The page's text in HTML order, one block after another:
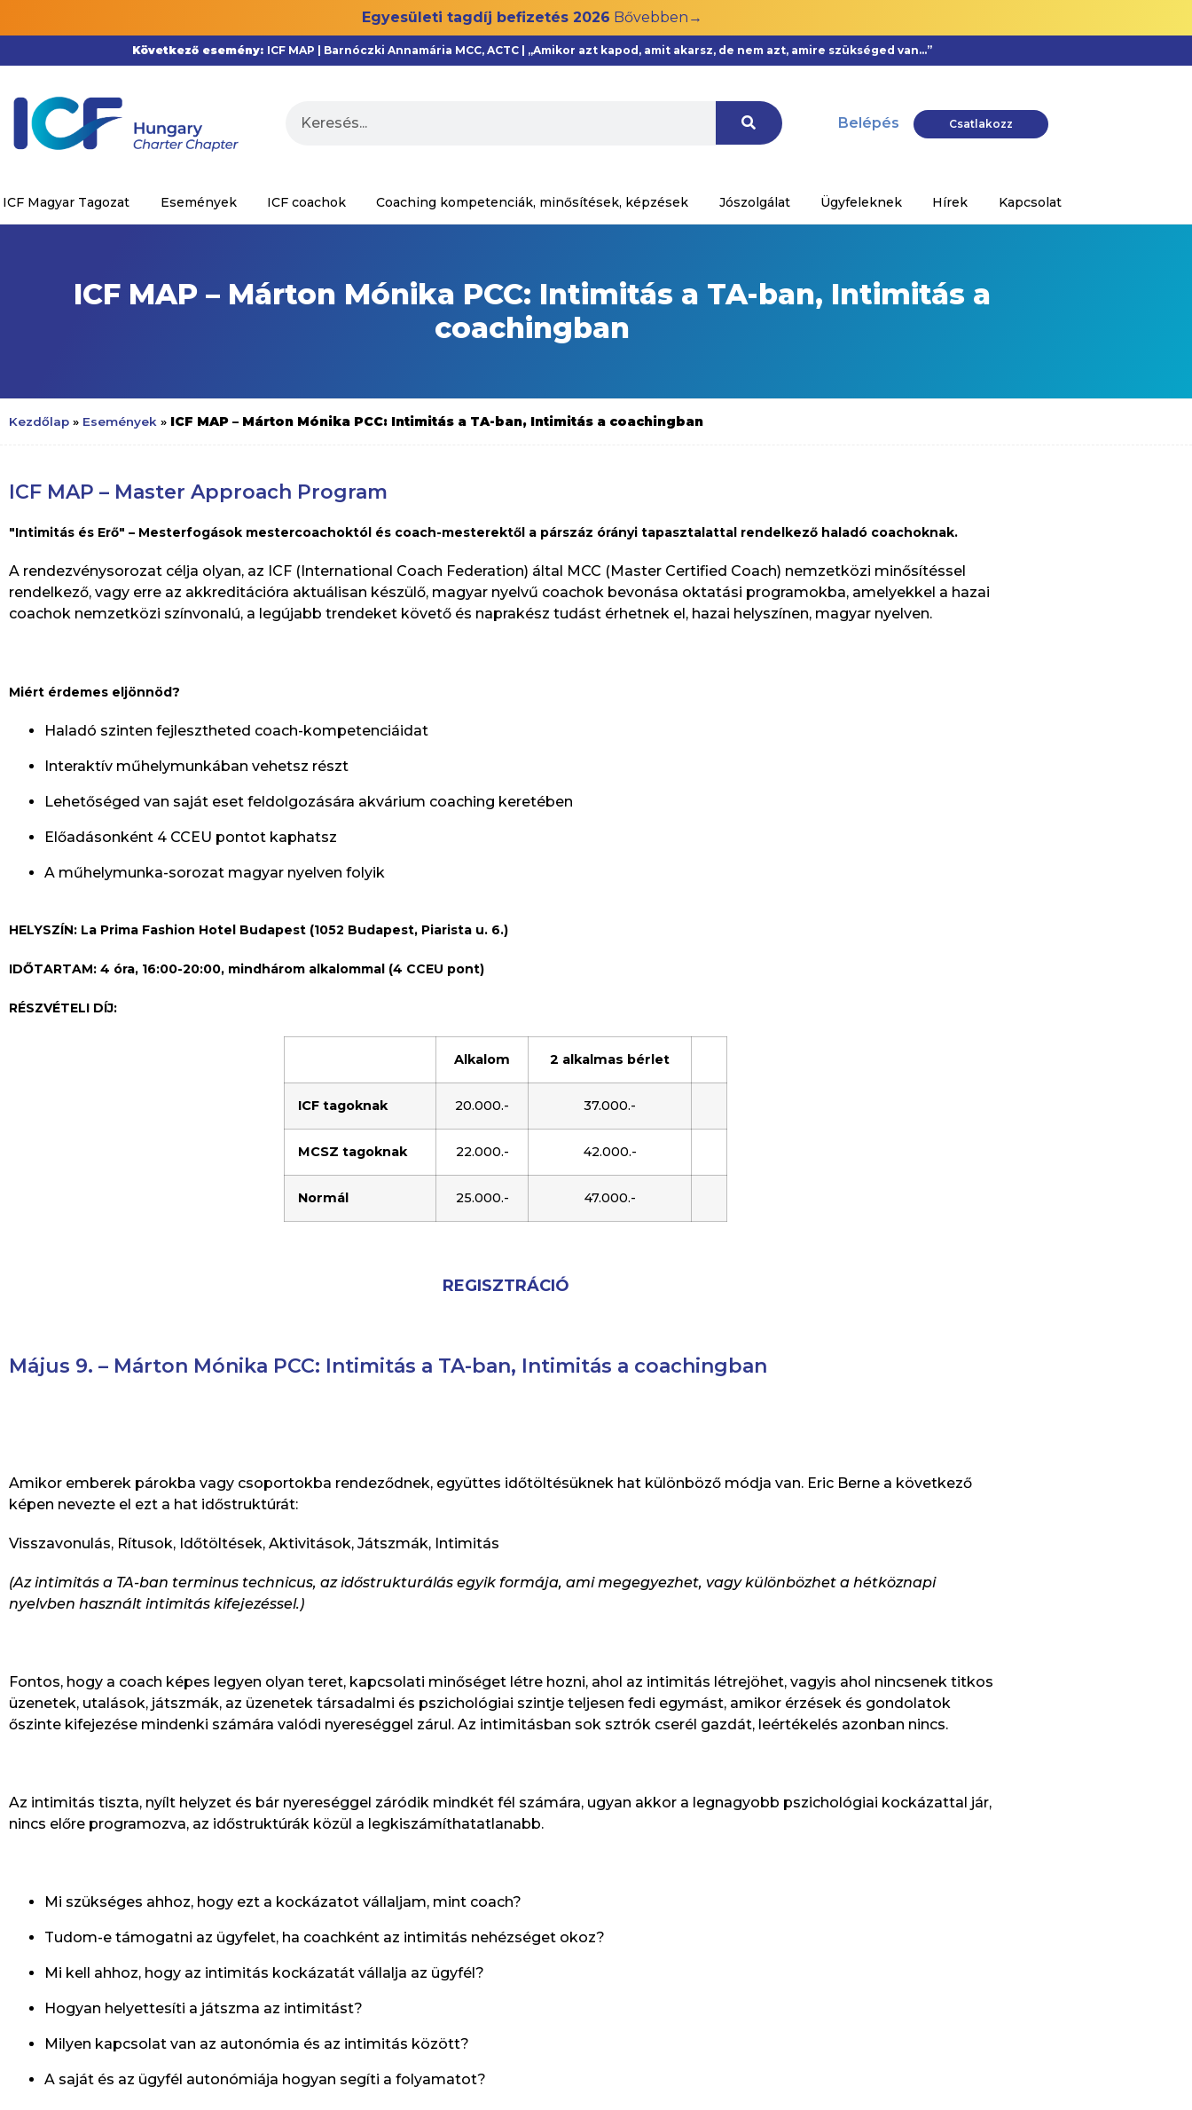
Egyesületi tagdíj befizetés 2026 Bővebben→
Következő esemény: ICF MAP | Barnóczki Annamária MCC, ACTC | „Amikor azt kapod, amit akarsz, de nem azt, amire szükséged van…”
Belépés Csatlakozz
ICF Magyar Tagozat Események ICF coachok Coaching kompetenciák, minősítések, képzések Jószolgálat Ügyfeleknek Hírek Kapcsolat
ICF MAP – Márton Mónika PCC: Intimitás a TA-ban, Intimitás a
coachingban
Kezdőlap » Események » ICF MAP – Márton Mónika PCC: Intimitás a TA-ban, Intimitás a coachingban
ICF MAP – Master Approach Program
"Intimitás és Erő" – Mesterfogások mestercoachoktól és coach-mesterektől a párszáz órányi tapasztalattal rendelkező haladó coachoknak.
A rendezvénysorozat célja olyan, az ICF (International Coach Federation) által MCC (Master Certified Coach) nemzetközi minősítéssel
rendelkező, vagy erre az akkreditációra aktuálisan készülő, magyar nyelvű coachok bevonása oktatási programokba, amelyekkel a hazai
coachok nemzetközi színvonalú, a legújabb trendeket követő és naprakész tudást érhetnek el, hazai helyszínen, magyar nyelven.
Miért érdemes eljönnöd?
Haladó szinten fejlesztheted coach-kompetenciáidat
Interaktív műhelymunkában vehetsz részt
Lehetőséged van saját eset feldolgozására akvárium coaching keretében
Előadásonként 4 CCEU pontot kaphatsz
A műhelymunka-sorozat magyar nyelven folyik
HELYSZÍN: La Prima Fashion Hotel Budapest (1052 Budapest, Piarista u. 6.)
IDŐTARTAM: 4 óra, 16:00-20:00, mindhárom alkalommal (4 CCEU pont)
RÉSZVÉTELI DÍJ:
Alkalom 2 alkalmas bérlet
ICF tagoknak 20.000.- 37.000.-
MCSZ tagoknak 22.000.- 42.000.-
Normál 25.000.- 47.000.-
REGISZTRÁCIÓ
Május 9. – Márton Mónika PCC: Intimitás a TA-ban, Intimitás a coachingban
Amikor emberek párokba vagy csoportokba rendeződnek, együttes időtöltésüknek hat különböző módja van. Eric Berne a következő
képen nevezte el ezt a hat időstruktúrát:
Visszavonulás, Rítusok, Időtöltések, Aktivitások, Játszmák, Intimitás
(Az intimitás a TA-ban terminus technicus, az időstrukturálás egyik formája, ami megegyezhet, vagy különbözhet a hétköznapi
nyelvben használt intimitás kifejezéssel.)
Fontos, hogy a coach képes legyen olyan teret, kapcsolati minőséget létre hozni, ahol az intimitás létrejöhet, vagyis ahol nincsenek titkos
üzenetek, utalások, játszmák, az üzenetek társadalmi és pszichológiai szintje teljesen fedi egymást, amikor érzések és gondolatok
őszinte kifejezése mindenki számára valódi nyereséggel zárul. Az intimitásban sok sztrók cserél gazdát, leértékelés azonban nincs.
Az intimitás tiszta, nyílt helyzet és bár nyereséggel záródik mindkét fél számára, ugyan akkor a legnagyobb pszichológiai kockázattal jár,
nincs előre programozva, az időstruktúrák közül a legkiszámíthatatlanabb.
Mi szükséges ahhoz, hogy ezt a kockázatot vállaljam, mint coach?
Tudom-e támogatni az ügyfelet, ha coachként az intimitás nehézséget okoz?
Mi kell ahhoz, hogy az intimitás kockázatát vállalja az ügyfél?
Hogyan helyettesíti a játszma az intimitást?
Milyen kapcsolat van az autonómia és az intimitás között?
A saját és az ügyfél autonómiája hogyan segíti a folyamatot?